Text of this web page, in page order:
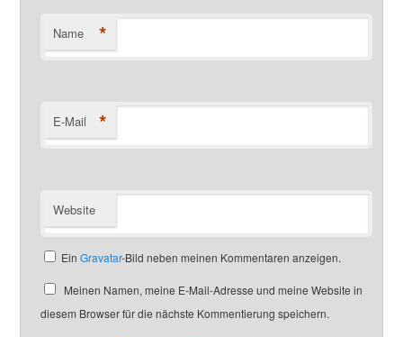
Name *
E-Mail *
Website
EinGravatar-Bild neben meinen Kommentaren anzeigen.
Meinen Namen, meine E-Mail-Adresse und meine Website in
diesem Browser für die nächste Kommentierung speichern.